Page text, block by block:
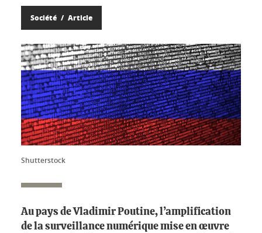
Société Article
Shutterstock
Au pays de Vladimir Poutine, l’amplification
de la surveillance numérique mise en œuvre